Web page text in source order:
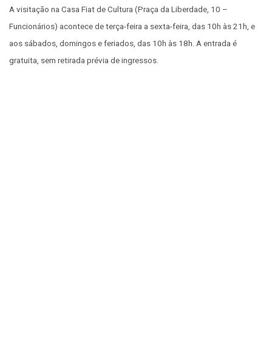
A visitação na Casa Fiat de Cultura (Praça da Liberdade, 10 –
Funcionários) acontece de terça-feira a sexta-feira, das 10h às 21h, e
aos sábados, domingos e feriados, das 10h às 18h. A entrada é
gratuita, sem retirada prévia de ingressos.